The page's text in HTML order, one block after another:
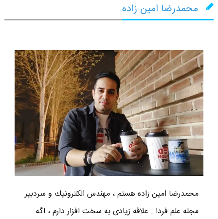
محمدرضا امین زاده
محمدرضا امين زاده هستم ، مهندس الكترونيك و سردبير
مجله علم فردا . علاقه زیادی به سخت افزار دارم ، اگه